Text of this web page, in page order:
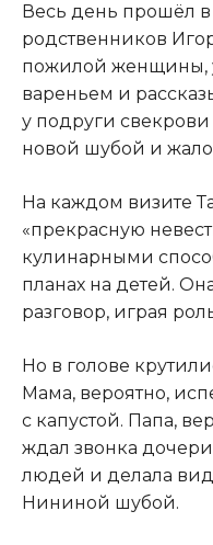
Весь день прошёл
родственников
пожилой женщины,
вареньем и
у подруги свекрови
новой шубой и
На каждом визите
«прекрасную
кулинарными
планах на детей.
разговор, играя
Но в голове
Мама, вероятно,
с капустой. Папа,
ждал звонка
людей и делала
Нининой шубой.